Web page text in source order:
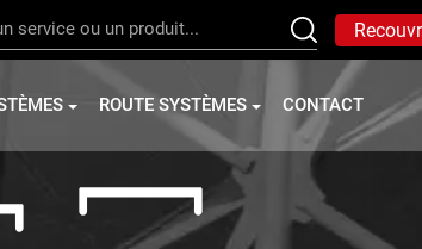
ROUTE SYSTÈMES CONTACT